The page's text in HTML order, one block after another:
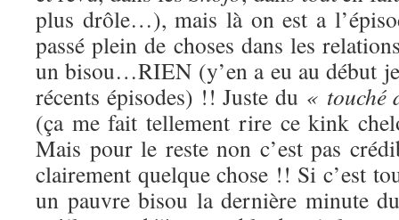
plus drôle…), mais là on est a
passé plein de choses dans les
un bisou…RIEN (y’en a eu au début
récents épisodes) !! Juste du « touché
(ça me fait tellement rire ce kink
Mais pour le reste non c’est pas
clairement quelque chose !! Si c’est
un pauvre bisou la dernière minute